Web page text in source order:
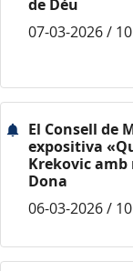
de Déu
07-03-2026 /
El Consell de
expositiva
Krekovic
Dona
06-03-2026 /